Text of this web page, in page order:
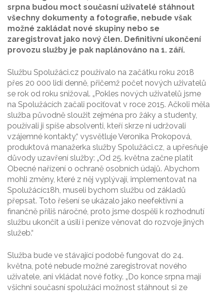
srpna budou moct současní uživatelé stáhnout
všechny dokumenty a fotografie, nebude však
možné zakládat nové skupiny nebo se
zaregistrovat jako nový člen. Definitivní ukončení
provozu služby je pak naplánováno na 1. září.
Službu Spolužáci.cz používalo na začátku roku 2018
přes 20 000 lidí denně, přičemž počet nových uživatelů
se rok od roku snižoval. „Pokles nových uživatelů jsme
na Spolužácích začali pociťovat v roce 2015. Ačkoli měla
služba původně sloužit zejména pro žáky a studenty,
používali ji spíše absolventi, kteří skrze ni udržovali
vzájemné kontakty,“ vysvětluje Veronika Prokopová,
produktová manažerka služby Spolužáci.cz, a upřesňuje
důvody uzavření služby: „Od 25. května začne platit
Obecné nařízení o ochraně osobních údajů. Abychom
mohli změny, které z něj vyplývají, implementovat na
Spolužácíc18h, museli bychom službu od základů
přepsat. Toto řešení se ukázalo jako neefektivní a
finančně příliš náročné, proto jsme dospěli k rozhodnutí
službu ukončit a úsilí i peníze věnovat do rozvoje jiných
služeb.“
Služba bude ve stávající podobě fungovat do 24.
května, poté nebude možné zaregistrovat nového
uživatele, ani vkládat nové fotky. „Do konce srpna mají
všichni současní spolužáci možnost stáhnout si ze